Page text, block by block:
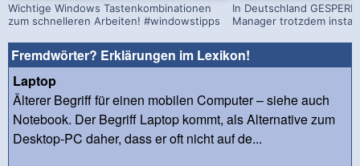
Wichtige Windows Tastenkombinationen
zum schnelleren Arbeiten! #windowstipps
In Deutschland
Manager trotzdem
Fremdwörter? Erklärungen im Lexikon!
Laptop
Älterer Begriff für einen mobilen Computer – siehe auch
Notebook. Der Begriff Laptop kommt, als Alternative zum
Desktop-PC daher, dass er oft nicht auf de...